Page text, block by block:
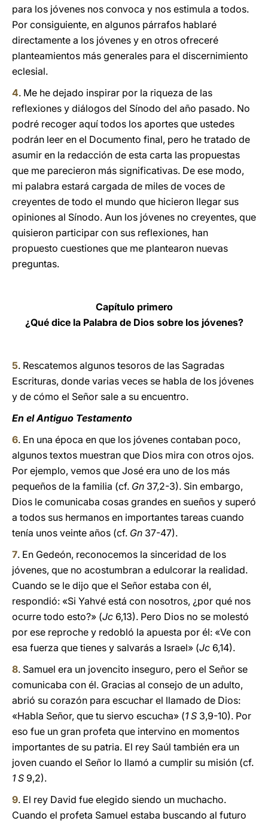
para los jóvenes nos convoca y nos estimula a todos.
Por consiguiente, en algunos párrafos hablaré
directamente a los jóvenes y en otros ofreceré
planteamientos más generales para el discernimiento
eclesial.
4. Me he dejado inspirar por la riqueza de las
reflexiones y diálogos del Sínodo del año pasado. No
podré recoger aquí todos los aportes que ustedes
podrán leer en el Documento final, pero he tratado de
asumir en la redacción de esta carta las propuestas
que me parecieron más significativas. De ese modo,
mi palabra estará cargada de miles de voces de
creyentes de todo el mundo que hicieron llegar sus
opiniones al Sínodo. Aun los jóvenes no creyentes, que
quisieron participar con sus reflexiones, han
propuesto cuestiones que me plantearon nuevas
preguntas.
Capítulo primero
¿Qué dice la Palabra de Dios sobre los jóvenes?
5. Rescatemos algunos tesoros de las Sagradas
Escrituras, donde varias veces se habla de los jóvenes
y de cómo el Señor sale a su encuentro.
En el Antiguo Testamento
6. En una época en que los jóvenes contaban poco,
algunos textos muestran que Dios mira con otros ojos.
Por ejemplo, vemos que José era uno de los más
pequeños de la familia (cf. Gn 37,2-3). Sin embargo,
Dios le comunicaba cosas grandes en sueños y superó
a todos sus hermanos en importantes tareas cuando
tenía unos veinte años (cf. Gn 37-47).
7. En Gedeón, reconocemos la sinceridad de los
jóvenes, que no acostumbran a edulcorar la realidad.
Cuando se le dijo que el Señor estaba con él,
respondió: «Si Yahvé está con nosotros, ¿por qué nos
ocurre todo esto?» (Jc 6,13). Pero Dios no se molestó
por ese reproche y redobló la apuesta por él: «Ve con
esa fuerza que tienes y salvarás a Israel» (Jc 6,14).
8. Samuel era un jovencito inseguro, pero el Señor se
comunicaba con él. Gracias al consejo de un adulto,
abrió su corazón para escuchar el llamado de Dios:
«Habla Señor, que tu siervo escucha» (1 S 3,9-10). Por
eso fue un gran profeta que intervino en momentos
importantes de su patria. El rey Saúl también era un
joven cuando el Señor lo llamó a cumplir su misión (cf.
1 S 9,2).
9. El rey David fue elegido siendo un muchacho.
Cuando el profeta Samuel estaba buscando al futuro